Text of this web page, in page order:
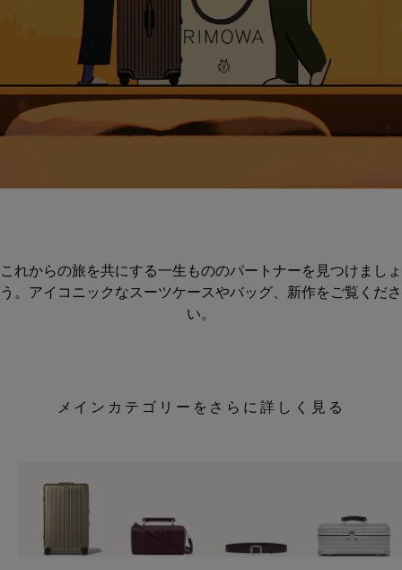
これからの旅を共にする一生もののパートナーを見つけましょ
う。アイコニックなスーツケースやバッグ、新作をご覧くださ
い。
メインカテゴリーをさらに詳しく見る